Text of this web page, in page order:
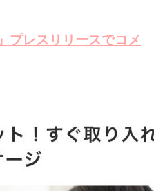
プレスリリースでコメ